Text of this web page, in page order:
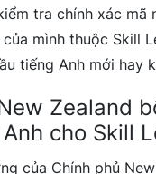
tra chính xác mã
mình thuộc Skill
tiếng Anh mới hay
Zealand
cho Skill
của Chính phủ